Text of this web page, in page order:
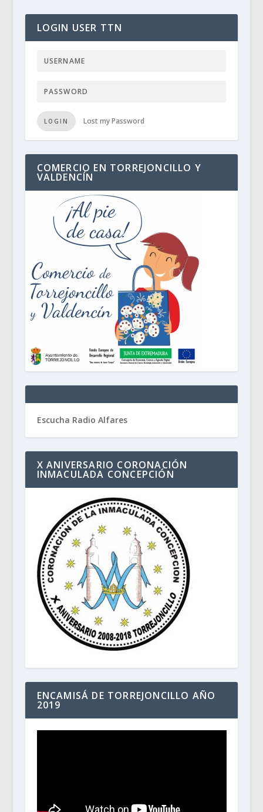
LOGIN USER TTN
LOGIN Lost my Password
COMERCIO EN TORREJONCILLO Y
VALDENCÍN
Escucha Radio Alfares
X ANIVERSARIO CORONACIÓN
INMACULADA CONCEPCIÓN
ENCAMISÁ DE TORREJONCILLO AÑO
2019